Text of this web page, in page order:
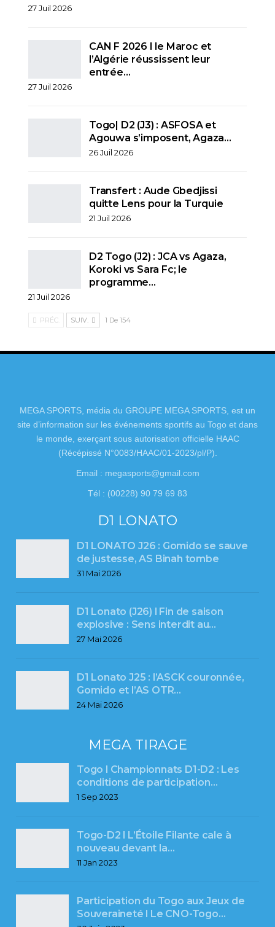
27 Juil 2026
CAN F 2026 I le Maroc et
l’Algérie réussissent leur
entrée…
27 Juil 2026
Togo| D2 (J3) : ASFOSA et
Agouwa s’imposent, Agaza…
26 Juil 2026
Transfert : Aude Gbedjissi
quitte Lens pour la Turquie
21 Juil 2026
D2 Togo (J2) : JCA vs Agaza,
Koroki vs Sara Fc; le
programme…
21 Juil 2026
PRÉC. SUIV. 1 De 154
MEGA SPORTS, média du GROUPE MEGA SPORTS, est un
site d’information sur les événements sportifs au Togo et dans
le monde, exerçant sous autorisation officielle HAAC
(Récépissé N°0083/HAAC/01-2023/pl/P).
Email : megasports@gmail.com
Tél : (00228) 90 79 69 83
D1 LONATO
D1 LONATO J26 : Gomido se sauve
de justesse, AS Binah tombe
31 Mai 2026
D1 Lonato (J26) l Fin de saison
explosive : Sens interdit au…
27 Mai 2026
D1 Lonato J25 : l’ASCK couronnée,
Gomido et l’AS OTR…
24 Mai 2026
MEGA TIRAGE
Togo l Championnats D1-D2 : Les
conditions de participation…
1 Sep 2023
Togo-D2 l L’Étoile Filante cale à
nouveau devant la…
11 Jan 2023
Participation du Togo aux Jeux de
Souveraineté l Le CNO-Togo…